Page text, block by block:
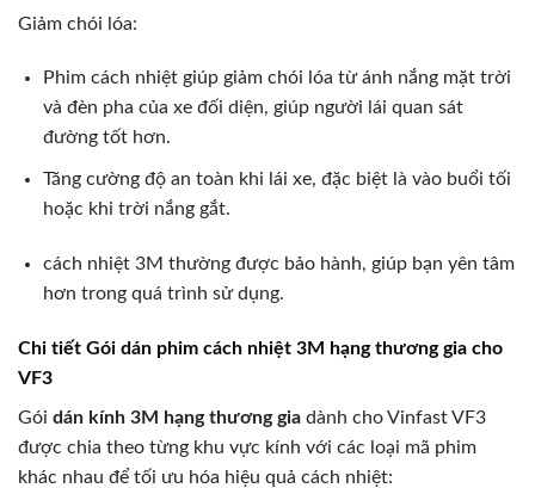
Giảm chói lóa:
Phim cách nhiệt giúp giảm chói lóa từ ánh nắng mặt trời
và đèn pha của xe đối diện, giúp người lái quan sát
đường tốt hơn.
Tăng cường độ an toàn khi lái xe, đặc biệt là vào buổi tối
hoặc khi trời nắng gắt.
cách nhiệt 3M thường được bảo hành, giúp bạn yên tâm
hơn trong quá trình sử dụng.
Chi tiết Gói dán phim cách nhiệt 3M hạng thương gia cho
VF3
Gói dán kính 3M hạng thương gia dành cho Vinfast VF3
được chia theo từng khu vực kính với các loại mã phim
khác nhau để tối ưu hóa hiệu quả cách nhiệt: